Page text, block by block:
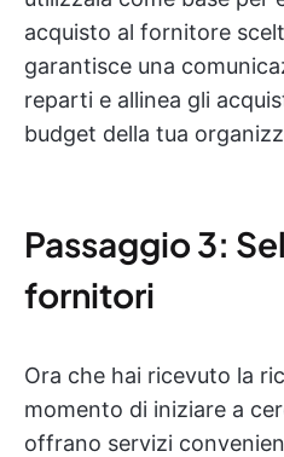
acquisto al fornitore
garantisce una
reparti e allinea gli
budget della tua
Passaggio 3:
fornitori
Ora che hai ricevuto la
momento di iniziare a
offrano servizi